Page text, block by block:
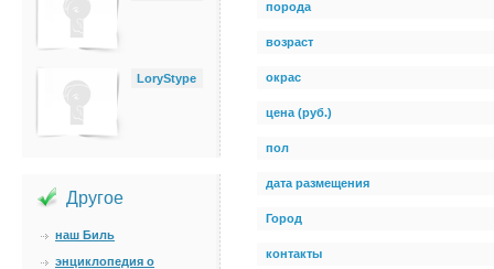
LoryStype
Другое
наш Биль
энциклопедия о
порода
возраст
окрас
цена (руб.)
пол
дата размещения
Город
контакты